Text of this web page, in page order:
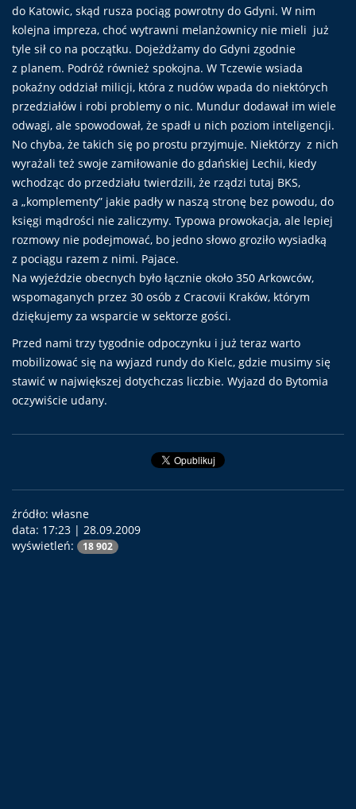
do Katowic, skąd rusza pociąg powrotny do Gdyni. W nim
kolejna impreza, choć wytrawni melanżownicy nie mieli już
tyle sił co na początku. Dojeżdżamy do Gdyni zgodnie
z planem. Podróż również spokojna. W Tczewie wsiada
pokaźny oddział milicji, która z nudów wpada do niektórych
przedziałów i robi problemy o nic. Mundur dodawał im wiele
odwagi, ale spowodował, że spadł u nich poziom inteligencji.
No chyba, że takich się po prostu przyjmuje. Niektórzy z nich
wyrażali też swoje zamiłowanie do gdańskiej Lechii, kiedy
wchodząc do przedziału twierdzili, że rządzi tutaj BKS,
a „komplementy” jakie padły w naszą stronę bez powodu, do
księgi mądrości nie zaliczymy. Typowa prowokacja, ale lepiej
rozmowy nie podejmować, bo jedno słowo groziło wysiadką
z pociągu razem z nimi. Pajace.
Na wyjeździe obecnych było łącznie około 350 Arkowców,
wspomaganych przez 30 osób z Cracovii Kraków, którym
dziękujemy za wsparcie w sektorze gości.
Przed nami trzy tygodnie odpoczynku i już teraz warto
mobilizować się na wyjazd rundy do Kielc, gdzie musimy się
stawić w największej dotychczas liczbie. Wyjazd do Bytomia
oczywiście udany.
źródło: własne
data: 17:23 | 28.09.2009
wyświetleń:
18 902